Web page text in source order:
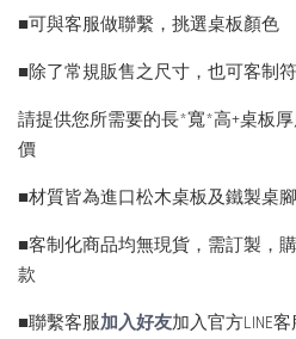
■可與客服做聯繫，挑選桌板顏色
■除了常規販售之尺寸，也可客制
請提供您所需要的長*寬*高+桌板
價
■材質皆為進口松木桌板及鐵製桌腳
■客制化商品均無現貨，需訂製，
款
■聯繫客服加入好友加入官方LINE